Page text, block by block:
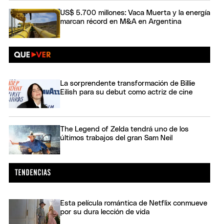
US$ 5.700 millones: Vaca Muerta y la energía
marcan récord en M&A en Argentina
La sorprendente transformación de Billie
Eilish para su debut como actriz de cine
The Legend of Zelda tendrá uno de los
últimos trabajos del gran Sam Neil
Esta película romántica de Netflix conmueve
por su dura lección de vida